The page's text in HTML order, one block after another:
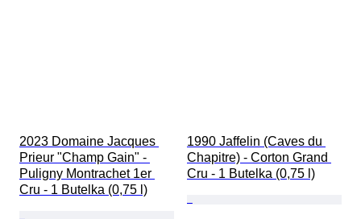
2023 Domaine Jacques
Prieur "Champ Gain" -
Puligny Montrachet 1er
Cru - 1 Butelka (0,75 l)
1990 Jaffelin (Caves du
Chapitre) - Corton Grand
Cru - 1 Butelka (0,75 l)